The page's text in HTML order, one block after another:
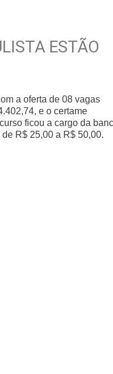
ESTÃO
a oferta de 08 vagas
e o certame
ficou a cargo da
R$ 25,00 a R$ 50,00.